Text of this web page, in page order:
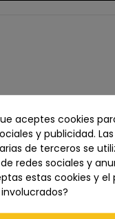
se entregan en un
aceptes cookies
y publicidad.
de terceros se
redes sociales y
estas cookies y